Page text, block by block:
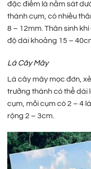
đặc điểm là nằm sát
thành cụm, có nhiều
8 – 12mm. Thân sinh
độ dài khoảng 15 –
Lá Cây Mây
Lá cây mây mọc đơn,
trưởng thành có thể dài
cụm, mỗi cụm có 2 – 4
rộng 2 – 3cm.